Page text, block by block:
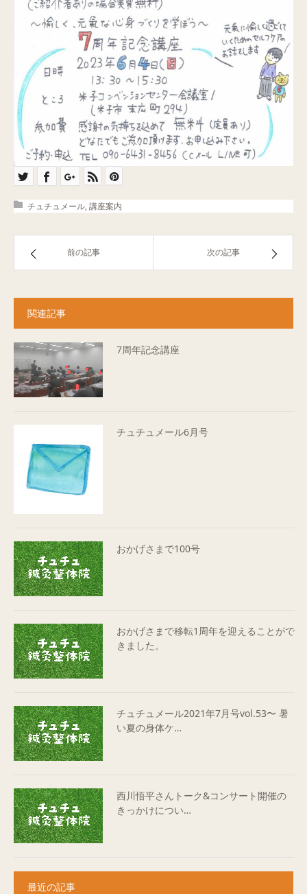
チュチュメール,講座案内
前の記事 次の記事
関連記事
7周年記念講座
チュチュメール6月号
おかげさまで100号
おかげさまで移転1周年を迎えることがで
きました。
チュチュメール2021年7月号vol.53〜 暑
い夏の身体ケ…
西川悟平さんトーク&コンサート開催の
きっかけについ…
最近の記事